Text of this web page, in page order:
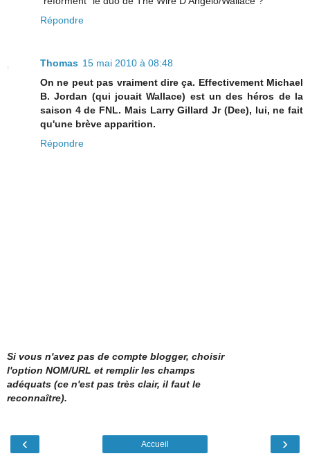
Répondre
Thomas 15 mai 2010 à 08:48
On ne peut pas vraiment dire ça. Effectivement Michael
B. Jordan (qui jouait Wallace) est un des héros de la
saison 4 de FNL. Mais Larry Gillard Jr (Dee), lui, ne fait
qu'une brève apparition.
Répondre
Si vous n'avez pas de compte blogger, choisir
l'option NOM/URL et remplir les champs
adéquats (ce n'est pas très clair, il faut le
reconnaître).
‹ ›
Accueil